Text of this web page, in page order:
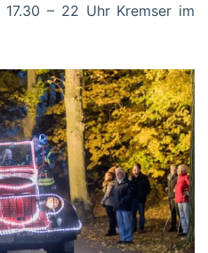
– 22 Uhr Kremser im